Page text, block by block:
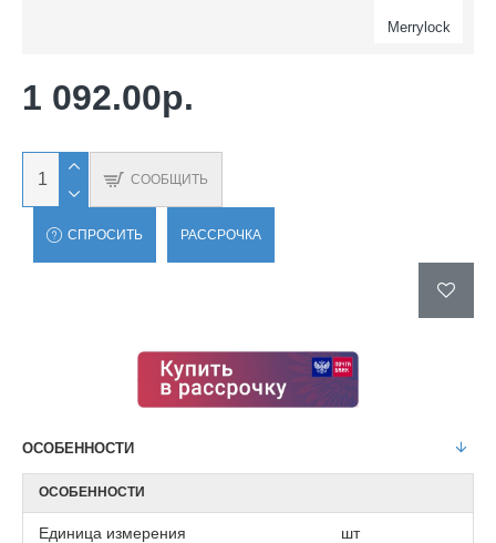
Merrylock
1 092.00р.
СООБЩИТЬ
СПРОСИТЬ РАССРОЧКА
ОСОБЕННОСТИ
ОСОБЕННОСТИ
Единица измерения шт